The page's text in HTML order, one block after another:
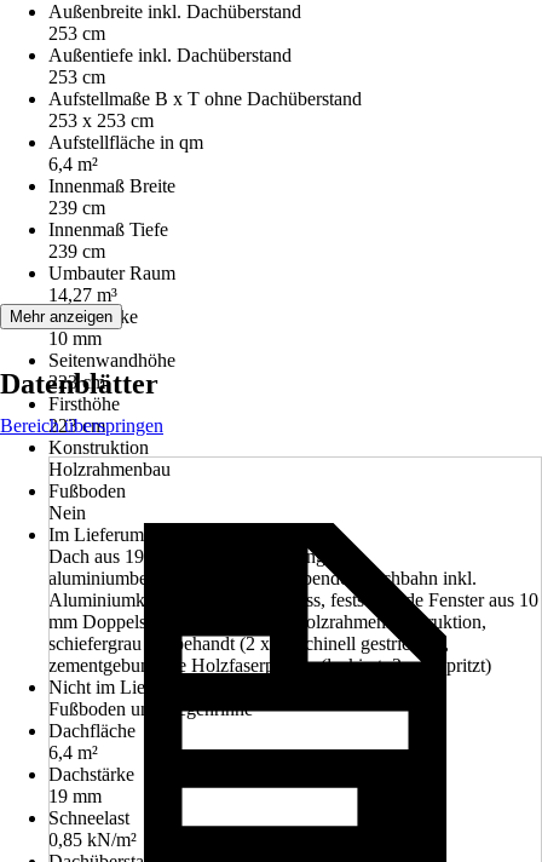
Außenbreite inkl. Dachüberstand
253 cm
Außentiefe inkl. Dachüberstand
253 cm
Aufstellmaße B x T ohne Dachüberstand
253 x 253 cm
Aufstellfläche in qm
6,4 m²
Innenmaß Breite
239 cm
Innenmaß Tiefe
239 cm
Umbauter Raum
14,27 m³
Wandstärke
10 mm
Seitenwandhöhe
223 cm
Firsthöhe
223 cm
Konstruktion
Holzrahmenbau
Fußboden
Nein
Im Lieferumfang enthalten
Dach aus 19 mm Profilholzschalung mit
aluminiumbeschichteter, selbstklebender Dachbahn inkl.
Aluminiumkante als Dachabschluss, feststehende Fenster aus 10
mm Doppelstegplatten, bronze, Holzrahmenkonstruktion,
schiefergrau endbehandt (2 x maschinell gestrichen),
zementgebundene Holzfaserplatten (lackiert, 2 x gespritzt)
Nicht im Lieferumfang enthalten
Fußboden und Regenrinne
Dachfläche
6,4 m²
Dachstärke
19 mm
Schneelast
0,85 kN/m²
Mehr anzeigen
Datenblätter
Bereich überspringen